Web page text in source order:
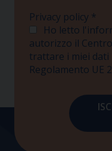
Privacy policy *
Ho letto
autorizzo il
trattare i miei dati
Regolamento UE